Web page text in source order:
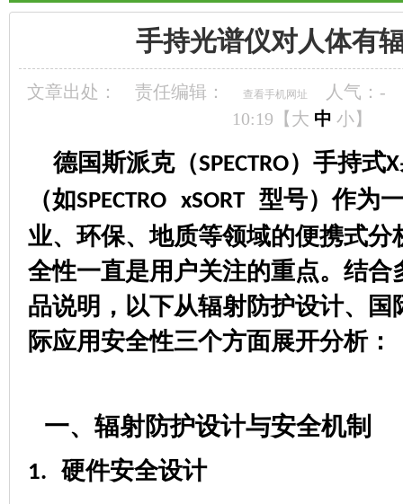
手持光谱仪对人体有
文章出处： 责任编辑： 查看手机网址 人气： -
10:19【 大 中 小】
德国斯派克（SPECTRO）手持式X
（如SPECTRO xSORT 型号）作为
业、环保、地质等领域的便携式分
全性一直是用户关注的重点。结合
品说明，以下从辐射防护设计、国
际应用安全性三个方面展开分析：
一、辐射防护设计与安全机制
1. 硬件安全设计